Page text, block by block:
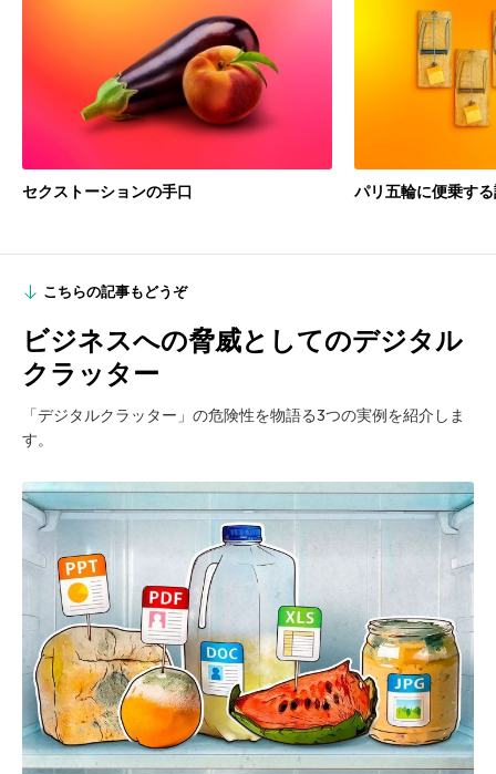
セクストーションの手口 パリ五輪に便乗す
こちらの記事もどうぞ
ビジネスへの脅威としてのデジタル
クラッター
「デジタルクラッター」の危険性を物語る3つの実例を紹介しま
す。